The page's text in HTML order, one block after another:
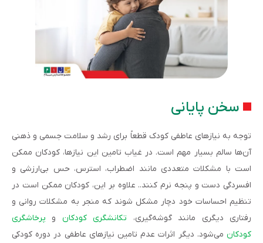
سخن پایانی
توجه به نیازهای عاطفی کودک قطعاً برای رشد و سلامت جسمی و ذهنی
آن‌ها سالم بسیار مهم است. در غیاب تامین این نیازها، کودکان ممکن
است با مشکلات متعددی مانند اضطراب، استرس، حس بی‌ارزشی و
افسردگی دست و پنجه نرم کنند.. علاوه بر این، کودکان ممکن است در
تنظیم احساسات خود دچار مشکل شوند که منجر به مشکلات روانی و
رفتاری دیگری مانند گوشه‌گیری، تکانشگری کودکان و پرخاشگری
کودکان می‌شود. دیگر اثرات عدم تامین نیازهای عاطفی در دوره کودکی